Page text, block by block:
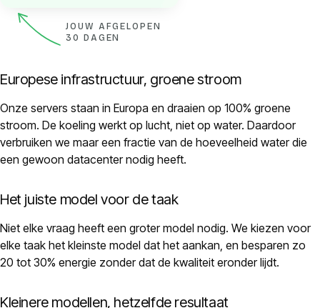
JOUW AFGELOPEN
30 DAGEN
Europese infrastructuur, groene stroom
Onze servers staan in Europa en draaien op 100% groene
stroom. De koeling werkt op lucht, niet op water. Daardoor
verbruiken we maar een fractie van de hoeveelheid water die
een gewoon datacenter nodig heeft.
Het juiste model voor de taak
Niet elke vraag heeft een groter model nodig. We kiezen voor
elke taak het kleinste model dat het aankan, en besparen zo
20 tot 30% energie zonder dat de kwaliteit eronder lijdt.
Kleinere modellen, hetzelfde resultaat